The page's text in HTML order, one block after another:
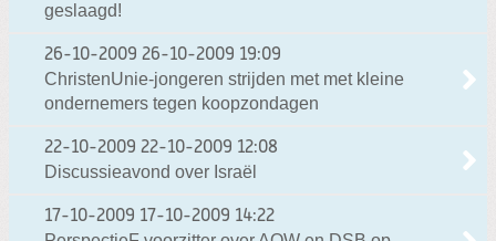
geslaagd!
26-10-2009 26-10-2009 19:09
ChristenUnie-jongeren strijden met met kleine
ondernemers tegen koopzondagen
22-10-2009 22-10-2009 12:08
Discussieavond over Israël
17-10-2009 17-10-2009 14:22